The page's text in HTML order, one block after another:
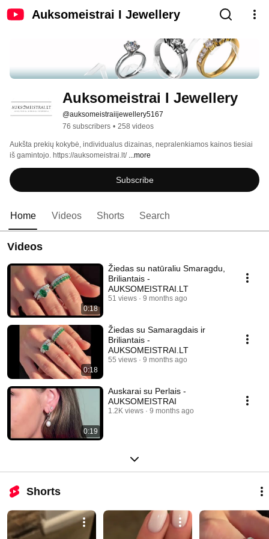
Auksomeistrai I Jewellery
Auksomeistrai I Jewellery
@auksomeistraiijewellery5167
76 subscribers • 258 videos
Aukšta prekių kokybė, individualus dizainas, nepralenkiamos kainos tiesiai
iš gamintojo. https://auksomeistrai.lt/ ...more
Subscribe
Home Videos Shorts Search
Videos
0:18
Žiedas su natūraliu Smaragdu,
Briliantais -
AUKSOMEISTRAI.LT
51 views 9 months ago
0:18
Žiedas su Samaragdais ir
Briliantais -
AUKSOMEISTRAI.LT
55 views 9 months ago
0:19
Auskarai su Perlais -
AUKSOMEISTRAI
1.2K views 9 months ago
Shorts